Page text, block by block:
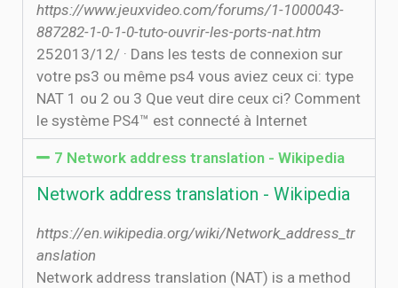
https://www.jeuxvideo.com/forums/1-1000043-
887282-1-0-1-0-tuto-ouvrir-les-ports-nat.htm
25‏‏/12‏‏/2013 · Dans les tests de connexion sur
votre ps3 ou même ps4 vous aviez ceux ci: type
NAT 1 ou 2 ou 3 Que veut dire ceux ci? Comment
le système PS4™ est connecté à Internet
7 Network address translation - Wikipedia
Network address translation - Wikipedia
https://en.wikipedia.org/wiki/Network_address_tr
anslation
Network address translation (NAT) is a method